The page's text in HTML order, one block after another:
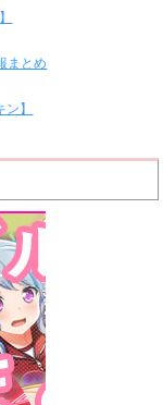
まとめ
】